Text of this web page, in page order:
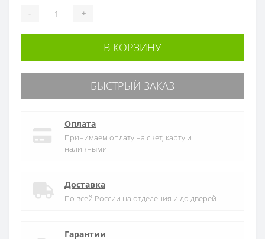
- +
В КОРЗИНУ
БЫСТРЫЙ ЗАКАЗ
Оплата
Принимаем оплату на счет, карту и
наличными
Доставка
По всей России на отделения и до дверей
Гарантии